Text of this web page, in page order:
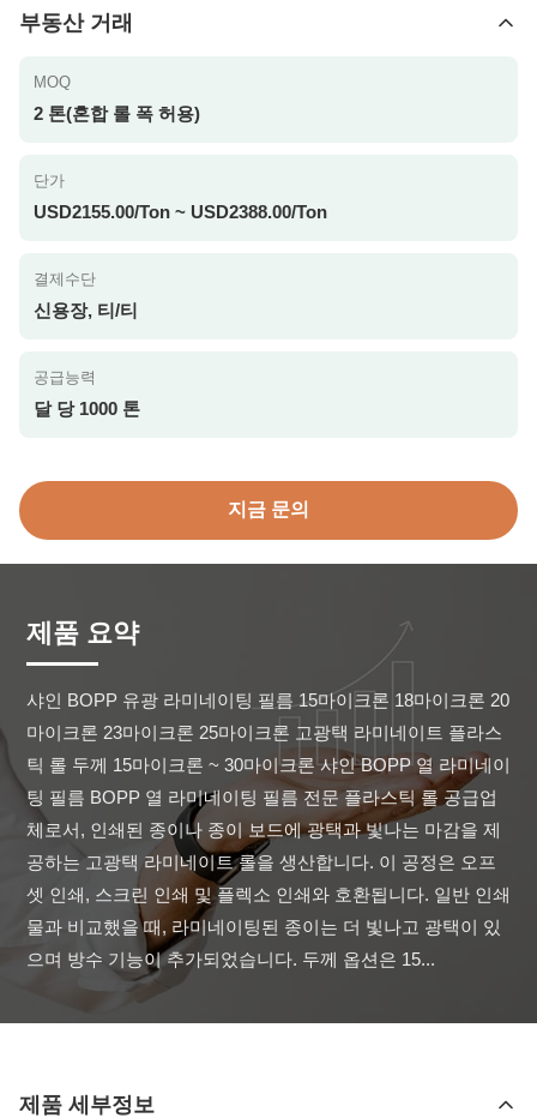
부동산 거래
MOQ
2 톤(혼합 롤 폭 허용)
단가
USD2155.00/Ton ~ USD2388.00/Ton
결제수단
신용장, 티/티
공급능력
달 당 1000 톤
지금 문의
제품 요약
샤인 BOPP 유광 라미네이팅 필름 15마이크론 18마이크론 20
마이크론 23마이크론 25마이크론 고광택 라미네이트 플라스
틱 롤 두께 15마이크론 ~ 30마이크론 샤인 BOPP 열 라미네이
팅 필름 BOPP 열 라미네이팅 필름 전문 플라스틱 롤 공급업
체로서, 인쇄된 종이나 종이 보드에 광택과 빛나는 마감을 제
공하는 고광택 라미네이트 롤을 생산합니다. 이 공정은 오프
셋 인쇄, 스크린 인쇄 및 플렉소 인쇄와 호환됩니다. 일반 인쇄
물과 비교했을 때, 라미네이팅된 종이는 더 빛나고 광택이 있
으며 방수 기능이 추가되었습니다. 두께 옵션은 15...
제품 세부정보